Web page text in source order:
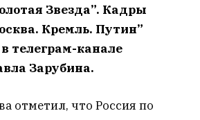
Звезда”. Кадры
Кремль. Путин”
телеграм-канале
Зарубина.
отметил, что Россия по